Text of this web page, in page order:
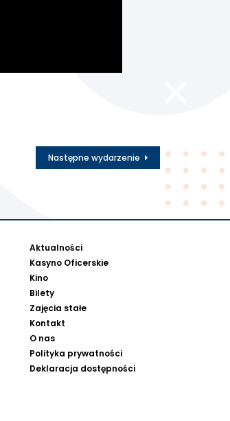
Następne wydarzenie
Aktualności
Kasyno Oficerskie
Kino
Bilety
Zajęcia stałe
Kontakt
O nas
Polityka prywatności
Deklaracja dostępności